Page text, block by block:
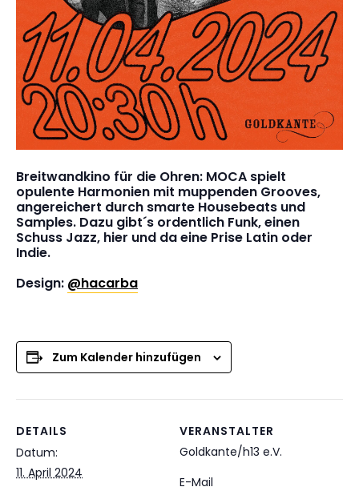
Breitwandkino für die Ohren: MOCA spielt
opulente Harmonien mit muppenden Grooves,
angereichert durch smarte Housebeats und
Samples. Dazu gibt´s ordentlich Funk, einen
Schuss Jazz, hier und da eine Prise Latin oder
Indie.
Design: @hacarba
Zum Kalender hinzufügen
DETAILS
Datum:
11. April 2024
VERANSTALTER
Goldkante/h13 e.V.
E-Mail